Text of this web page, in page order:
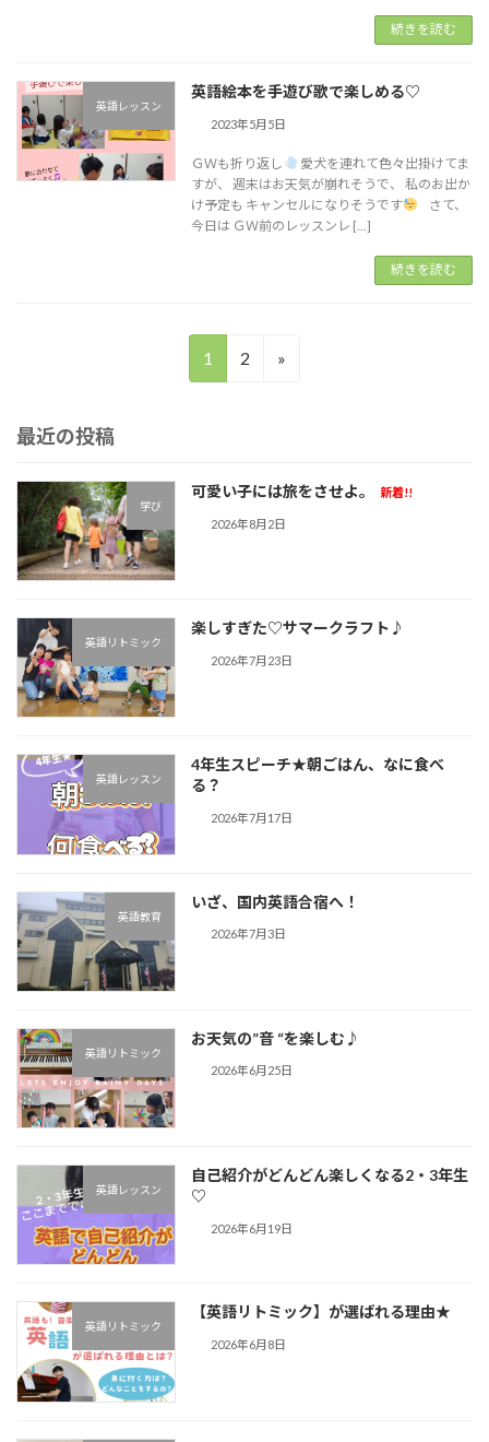
続きを読む
英語レッスン
英語絵本を手遊び歌で楽しめる♡
2023年5月5日
ＧＷも折り返し
愛犬を連れて色々出掛けてま
すが、 週末はお天気が崩れそうで、 私のお出か
け予定も キャンセルになりそうです
さて、
今日は ＧＷ前のレッスンレ […]
続きを読む
の
ー
ジ
送
り
固
定
ジ
1
固
ジ
2 »
最近の投稿
学び
可愛い子には旅をさせよ。 新着!!
2026年8月2日
英語リトミック
楽しすぎた♡サマークラフト♪︎
2026年7月23日
英語レッスン
4年生スピーチ★朝ごはん、なに食べ
る？
2026年7月17日
英語教育
いざ、国内英語合宿へ！
2026年7月3日
英語リトミック
お天気の”音 “を楽しむ♪︎
2026年6月25日
英語レッスン
自己紹介がどんどん楽しくなる2・3年生
♡
2026年6月19日
英語リトミック
【英語リトミック】が選ばれる理由★
2026年6月8日